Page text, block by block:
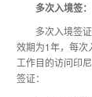
多次入境签：
多次入境签证
效期为1年，每次
工作目的访问印
签证：